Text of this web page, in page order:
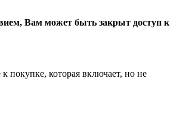
Вам может быть закрыт доступ к
покупке, которая включает, но не